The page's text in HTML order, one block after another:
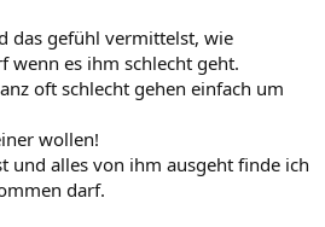
das gefühl vermittelst, wie
wenn es ihm schlecht geht.
oft schlecht gehen einfach um
wollen!
und alles von ihm ausgeht finde ich
darf.